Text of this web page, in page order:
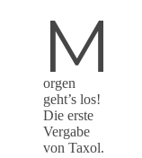
M
orgen
geht’s los!
Die erste
Vergabe
von Taxol.